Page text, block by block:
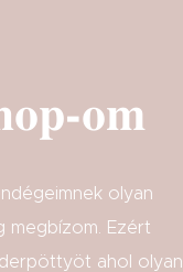
om
olyan
megbízom. Ezért
ahol olyan